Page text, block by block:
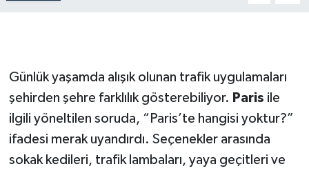
Günlük yaşamda alışık olunan trafik uygulamaları
şehirden şehre farklılık gösterebiliyor. Paris ile
ilgili yöneltilen soruda, “Paris’te hangisi yoktur?”
ifadesi merak uyandırdı. Seçenekler arasında
sokak kedileri, trafik lambaları, yaya geçitleri ve
MEDYA
SEÇİM 2011
ÜÇÜNCÜ SAYFA